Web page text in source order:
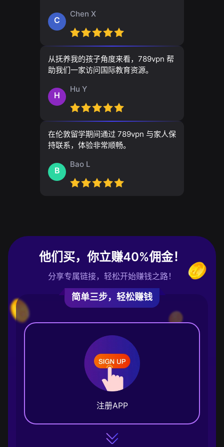
C
Chen X
从抚养我的孩子角度来看，789vpn 帮
助我们一家访问国际教育资源。
H
Hu Y
在伦敦留学期间通过 789vpn 与家人保
持联系，体验非常顺畅。
B
Bao L
他们买，你立赚40%佣金！
分享专属链接，轻松开始赚钱之路！
简单三步，轻松赚钱
注册APP